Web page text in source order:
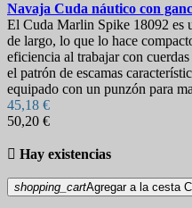
Navaja Cuda náutico con
El Cuda Marlin Spike 18092 es
de largo, lo que lo hace
eficiencia al trabajar con
el patrón de escamas
equipado con un punzón para
45,18 €
50,20 €
 Hay existencias
shopping_cartAgregar a la cesta